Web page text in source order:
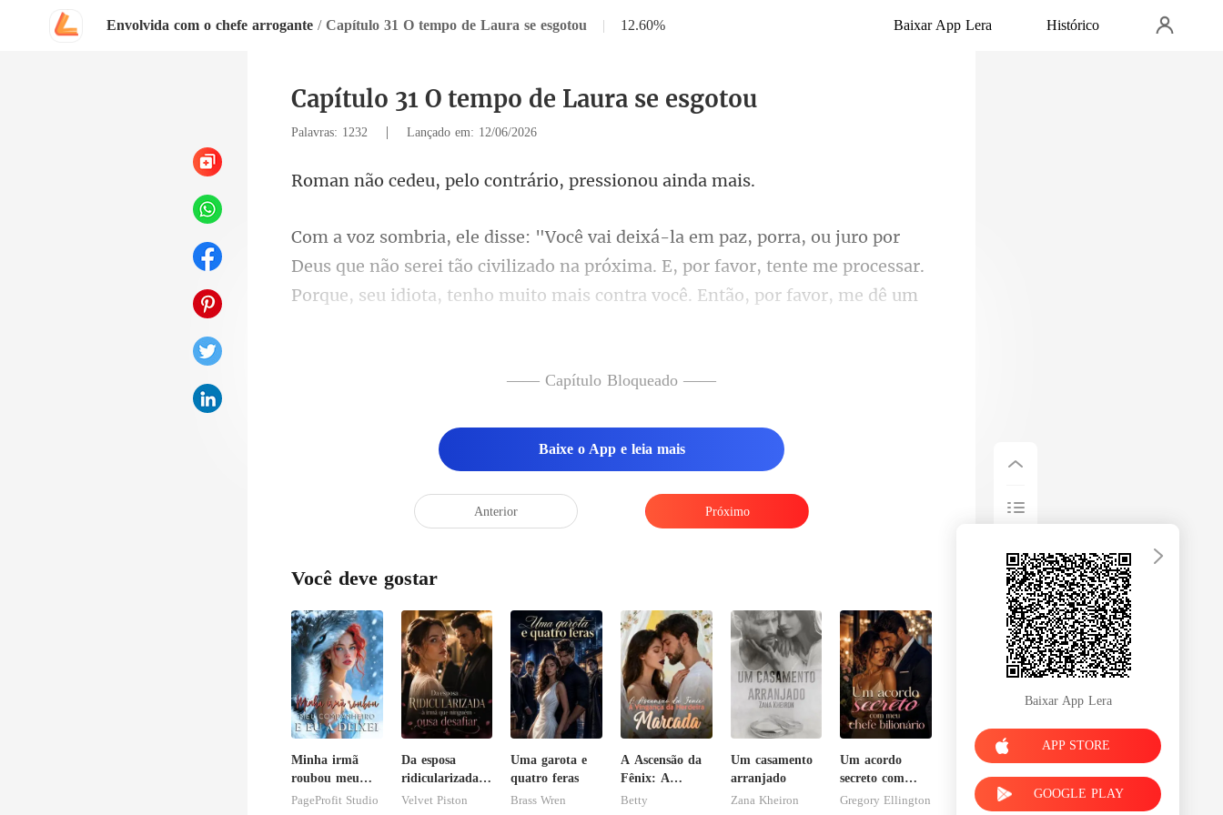
Envolvida com o chefe arrogante / Capítulo 31 O tempo de Laura se esgotou | 12.60% Baixar App Lera Histórico
Capítulo 31 O tempo de Laura se esgotou
Palavras: 1232 | Lançado em: 12/06/2026
elo contrário, pre
que não serei tão civilizado na próxima. E, por favor, tente me processar.
Porq
n vacilou - só—— Capítulo Bloqueado ——
Baixe o App e leia mais
Anterior Próximo
Você deve gostar
Minha irmã
roubou meu
companheiro e
PageProfit Studio
Da esposa
ridicularizada à
irmã que
Velvet Piston
Uma garota e
quatro feras
Brass Wren
A Ascensão da
Fênix: A
Vingança da
Betty
Um casamento
arranjado
Zana Kheiron
Um acordo
secreto com
meu chefe
Gregory Ellington
Baixar App Lera
APP STORE
GOOGLE PLAY